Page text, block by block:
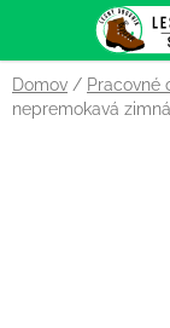
obsah
Domov / Pracovné
nepremokavá